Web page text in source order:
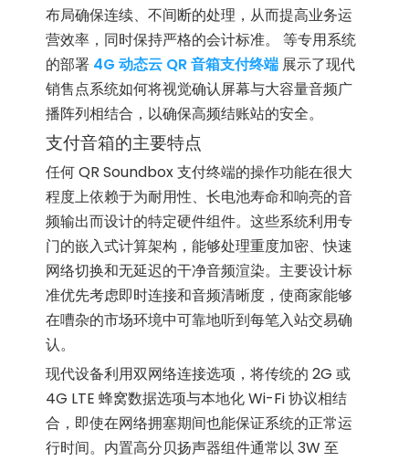
布局确保连续、不间断的处理，从而提高业务运
营效率，同时保持严格的会计标准。 等专用系统
的部署 4G 动态云 QR 音箱支付终端 展示了现代
销售点系统如何将视觉确认屏幕与大容量音频广
播阵列相结合，以确保高频结账站的安全。
支付音箱的主要特点
任何 QR Soundbox 支付终端的操作功能在很大
程度上依赖于为耐用性、长电池寿命和响亮的音
频输出而设计的特定硬件组件。这些系统利用专
门的嵌入式计算架构，能够处理重度加密、快速
网络切换和无延迟的干净音频渲染。主要设计标
准优先考虑即时连接和音频清晰度，使商家能够
在嘈杂的市场环境中可靠地听到每笔入站交易确
认。
现代设备利用双网络连接选项，将传统的 2G 或
4G LTE 蜂窝数据选项与本地化 Wi-Fi 协议相结
合，即使在网络拥塞期间也能保证系统的正常运
行时间。内置高分贝扬声器组件通常以 3W 至